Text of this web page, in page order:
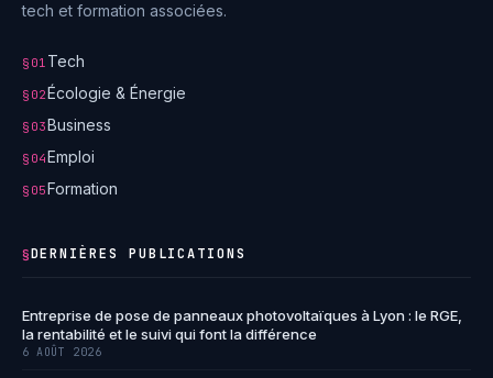
tech et formation associées.
§01 Tech
§02Écologie & Énergie
§03Business
§04Emploi
§05Formation
§DERNIÈRES PUBLICATIONS
Entreprise de pose de panneaux photovoltaïques à Lyon : le RGE,
la rentabilité et le suivi qui font la différence
6 AOÛT 2026